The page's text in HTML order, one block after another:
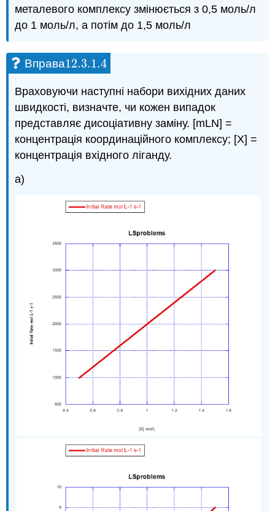
металевого комплексу змінюється з 0,5 моль/л
до 1 моль/л, а потім до 1,5 моль/л
Вправа12.3.1.4
12.3.1.4
Враховуючи наступні набори вихідних даних
швидкості, визначте, чи кожен випадок
представляє дисоціативну заміну. [mLN] =
концентрація координаційного комплексу; [X] =
концентрація вхідного ліганду.
а)